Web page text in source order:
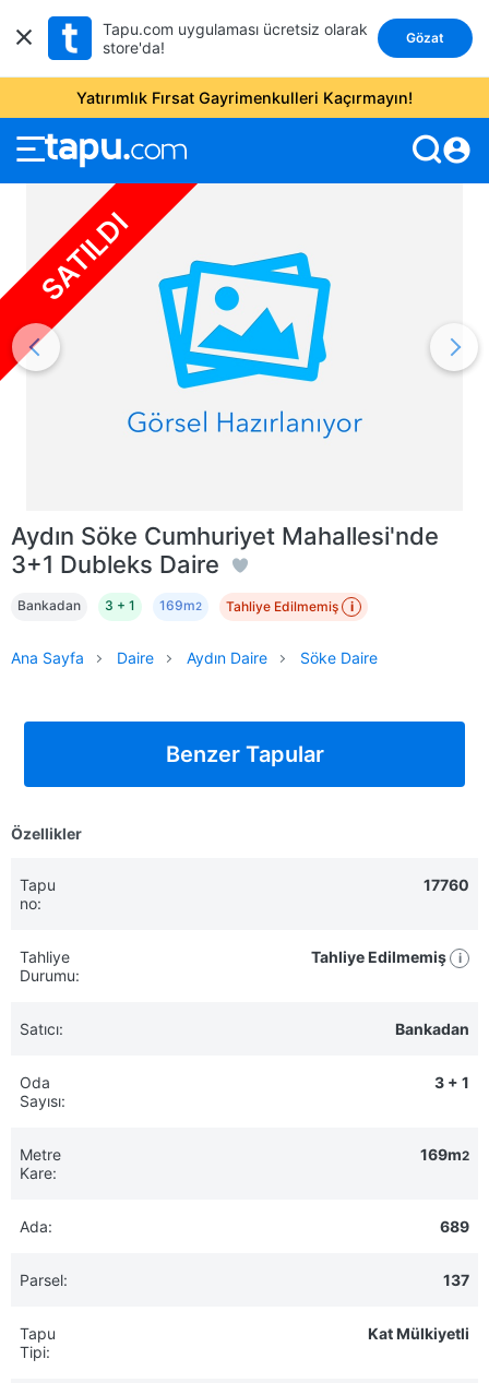
Tapu.com uygulaması ücretsiz olarak
store'da!
Gözat
Yatırımlık Fırsat Gayrimenkulleri Kaçırmayın!
account_circle
SATILDI
Benzer Tapular
Özellikler
Tapu
no:
17760
Tahliye
Durumu:
Tahliye Edilmemiş i
Satıcı: Bankadan
Oda
Sayısı:
3 + 1
Metre
Kare:
169m2
Ada: 689
Parsel: 137
Tapu
Tipi:
Kat Mülkiyetli
Aydın Söke Cumhuriyet Mahallesi'nde
3+1 Dubleks Daire
Bankadan 3 + 1 169m2 Tahliye Edilmemiş i
Ana Sayfa Daire Aydın Daire Söke Daire